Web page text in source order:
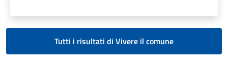
Tutti i risultati di Vivere il comune